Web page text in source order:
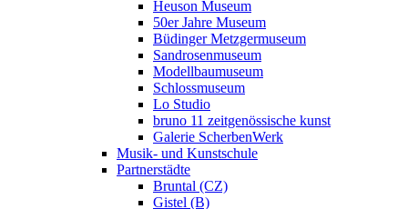
Heuson Museum
50er Jahre Museum
Büdinger Metzgermuseum
Sandrosenmuseum
Modellbaumuseum
Schlossmuseum
Lo Studio
bruno 11 zeitgenössische kunst
Galerie ScherbenWerk
Musik- und Kunstschule
Partnerstädte
Bruntal (CZ)
Gistel (B)